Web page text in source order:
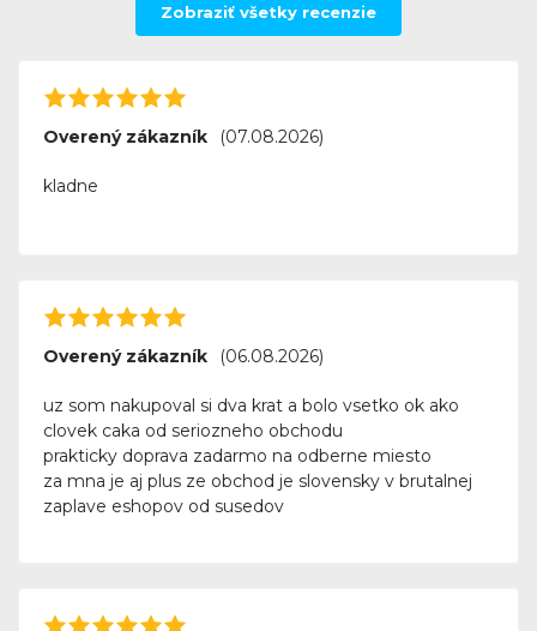
Zobraziť všetky recenzie
Overený zákazník (07.08.2026)
kladne
Overený zákazník (06.08.2026)
uz som nakupoval si dva krat a bolo vsetko ok ako
clovek caka od seriozneho obchodu
prakticky doprava zadarmo na odberne miesto
za mna je aj plus ze obchod je slovensky v brutalnej
zaplave eshopov od susedov